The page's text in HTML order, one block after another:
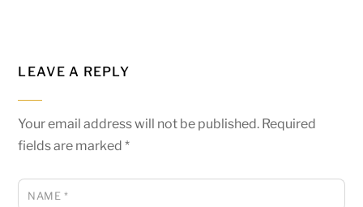
LEAVE A REPLY
Your email address will not be published. Required
fields are marked*
NAME *